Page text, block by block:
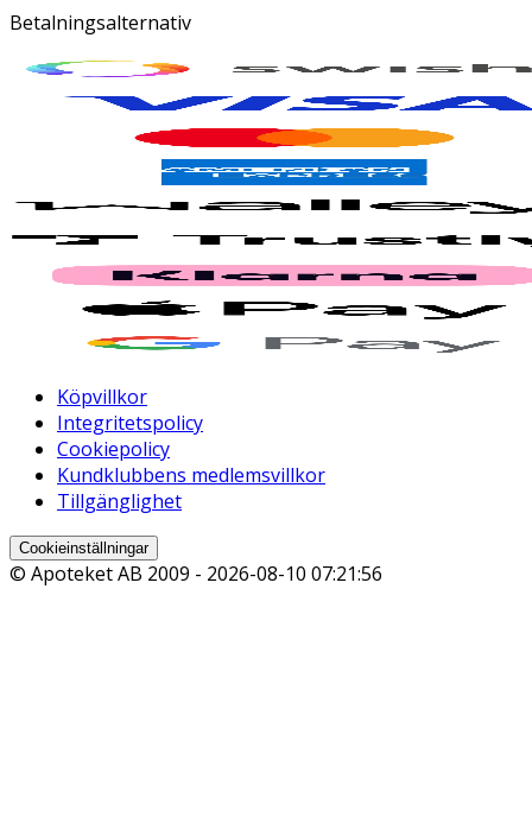
Betalningsalternativ
Köpvillkor
Integritetspolicy
Cookiepolicy
Kundklubbens medlemsvillkor
Tillgänglighet
Cookieinställningar
© Apoteket AB 2009 - 2026-08-10 07:21:56